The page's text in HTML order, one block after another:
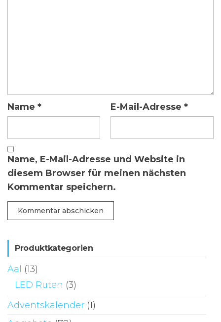
Name * E-Mail-Adresse *
Name, E-Mail-Adresse und Website in
diesem Browser für meinen nächsten
Kommentar speichern.
Produktkategorien
Aal
(13)
LED Ruten (3)
Adventskalender (1)